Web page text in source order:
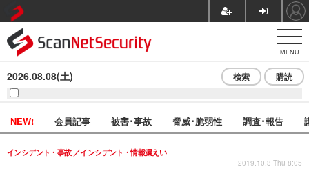
MENU
2026.08.08(土) 検索 購読
NEW! 会員記事 被害･事故 脅威･脆弱性 調査･報告
インシデント・事故 インシデント・情報漏えい
2019.10.3 Thu 8:05